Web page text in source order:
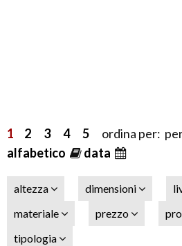
1 2 3 4 5 ordina per:
alfabetico
data
altezza dimensioni
materiale
prezzo
tipologia